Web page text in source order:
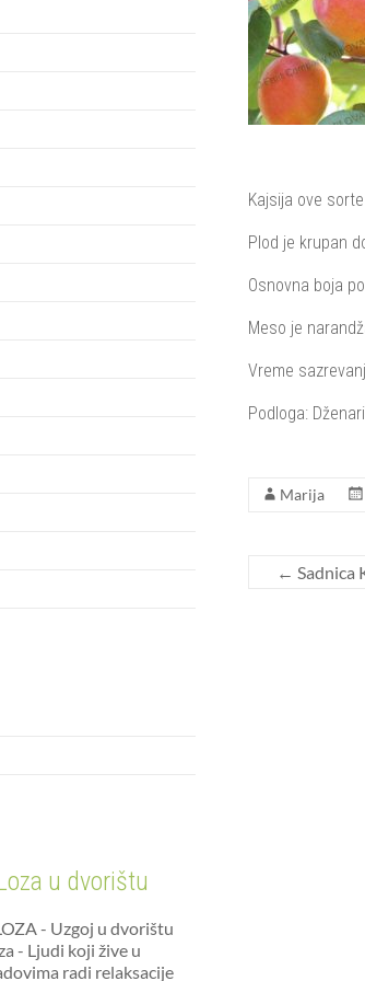
Kajsija ove
Plod je krupan
Osnovna boja
Meso je
Vreme
Podloga:
Marija
← Sadnica
u dvorištu
- Uzgoj u dvorištu
- Ljudi koji žive u
radi relaksacije